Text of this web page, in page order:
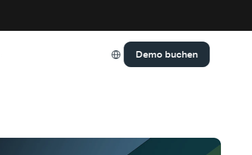
Select LanguageDemo buchen